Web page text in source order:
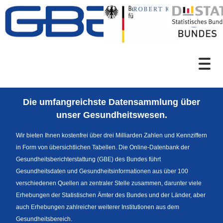
Zum Inhalt
Sprachumschaltung
Die umfangreichste Datensammlung über
unser Gesundheitswesen.
Wir bieten Ihnen kostenfrei über drei Milliarden Zahlen und Kennziffern
in Form von übersichtlichen Tabellen. Die Online-Datenbank der
Gesundheitsberichterstattung (GBE) des Bundes führt
Gesundheitsdaten und Gesundheitsinformationen aus über 100
verschiedenen Quellen an zentraler Stelle zusammen, darunter viele
Erhebungen der Statistischen Ämter des Bundes und der Länder, aber
auch Erhebungen zahlreicher weiterer Institutionen aus dem
Gesundheitsbereich.